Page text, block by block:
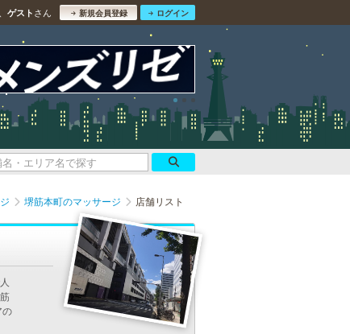
ゲスト さん 新規会員登録 ログイン
堺筋本町のマッサージ 店舗リスト
の